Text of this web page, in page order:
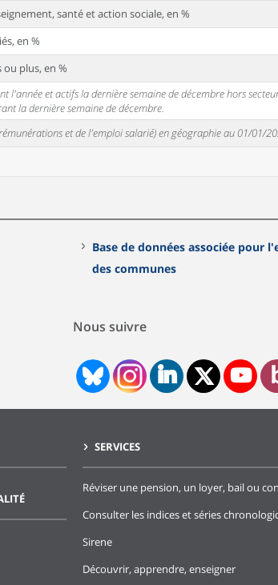
santé et action sociale, en %
en %
ou plus, en %
l'année et actifs la dernière semaine de décembre hors
la dernière semaine de décembre.
et de l'emploi salarié) en géographie au 01/01/
Base de données associée pour
des communes
Nous suivre
SERVICES
Réviser une pension, un loyer, bail ou
Consulter les indices et séries
Sirene
Découvrir, apprendre, enseigner